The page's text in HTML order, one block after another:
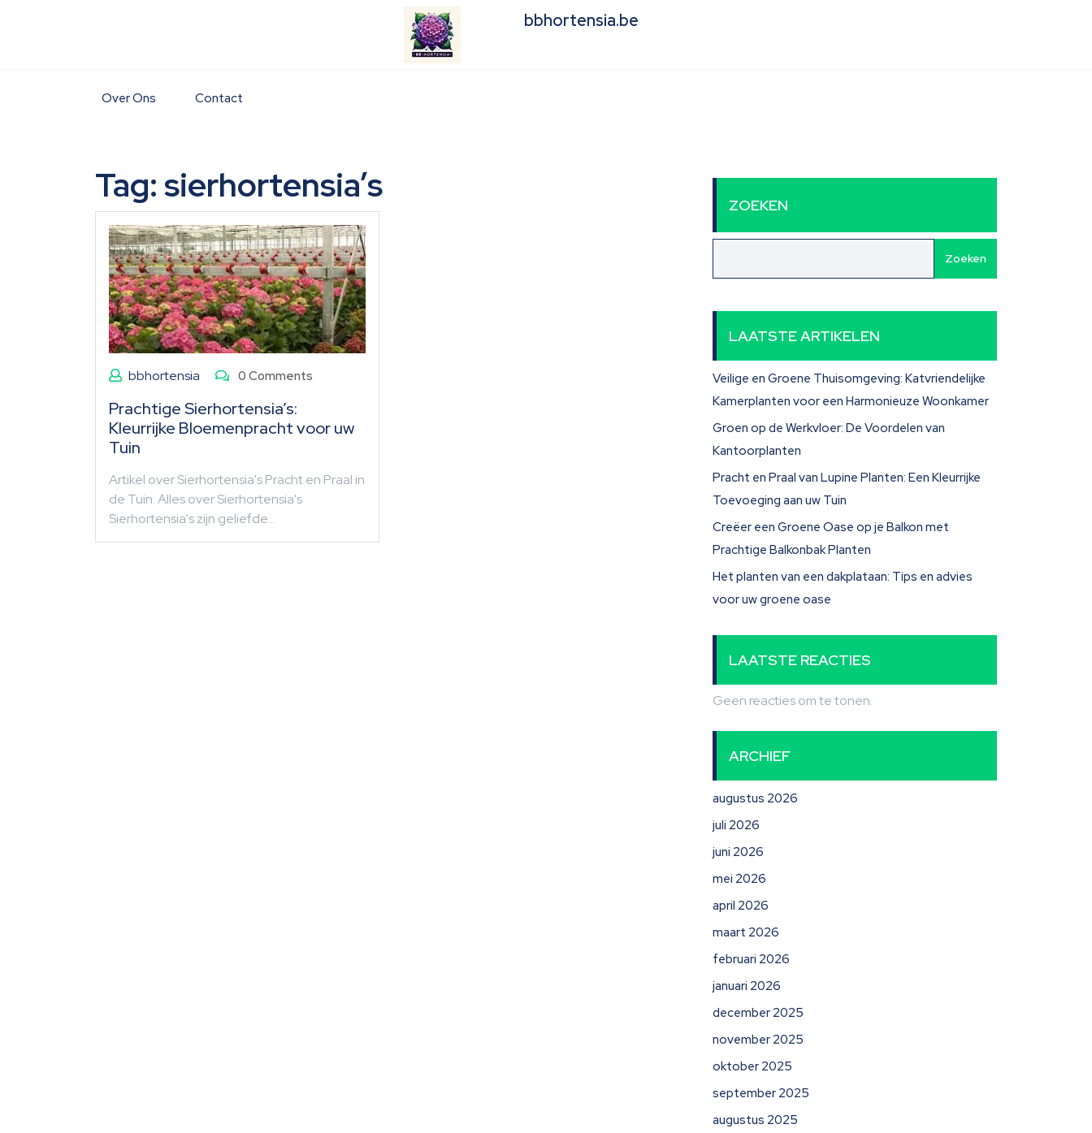
bbhortensia.be
Over Ons Contact
Tag:sierhortensia’s
bbhortensia 0 Comments
Prachtige Sierhortensia’s:
Kleurrijke Bloemenpracht voor uw
Tuin
Artikel over Sierhortensia's Pracht en Praal in
de Tuin: Alles over Sierhortensia's
Sierhortensia's zijn geliefde…
ZOEKEN
Zoeken
LAATSTE ARTIKELEN
Veilige en Groene Thuisomgeving: Katvriendelijke
Kamerplanten voor een Harmonieuze Woonkamer
Groen op de Werkvloer: De Voordelen van
Kantoorplanten
Pracht en Praal van Lupine Planten: Een Kleurrijke
Toevoeging aan uw Tuin
Creëer een Groene Oase op je Balkon met
Prachtige Balkonbak Planten
Het planten van een dakplataan: Tips en advies
voor uw groene oase
LAATSTE REACTIES
Geen reacties om te tonen.
ARCHIEF
augustus 2026
juli 2026
juni 2026
mei 2026
april 2026
maart 2026
februari 2026
januari 2026
december 2025
november 2025
oktober 2025
september 2025
augustus 2025